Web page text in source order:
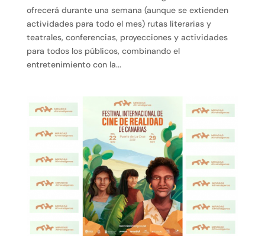
ofrecerá durante una semana (aunque se extienden
actividades para todo el mes) rutas literarias y
teatrales, conferencias, proyecciones y actividades
para todos los públicos, combinando el
entretenimiento con la...